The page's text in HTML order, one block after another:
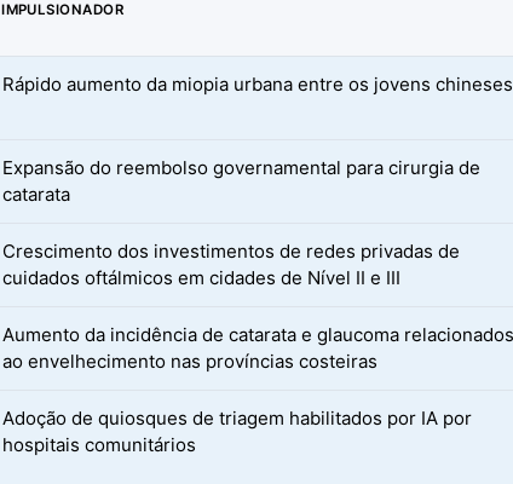
IMPULSIONADOR
Rápido aumento da miopia urbana entre os jovens chineses
Expansão do reembolso governamental para cirurgia de
catarata
Crescimento dos investimentos de redes privadas de
cuidados oftálmicos em cidades de Nível II e III
Aumento da incidência de catarata e glaucoma relacionados
ao envelhecimento nas províncias costeiras
Adoção de quiosques de triagem habilitados por IA por
hospitais comunitários